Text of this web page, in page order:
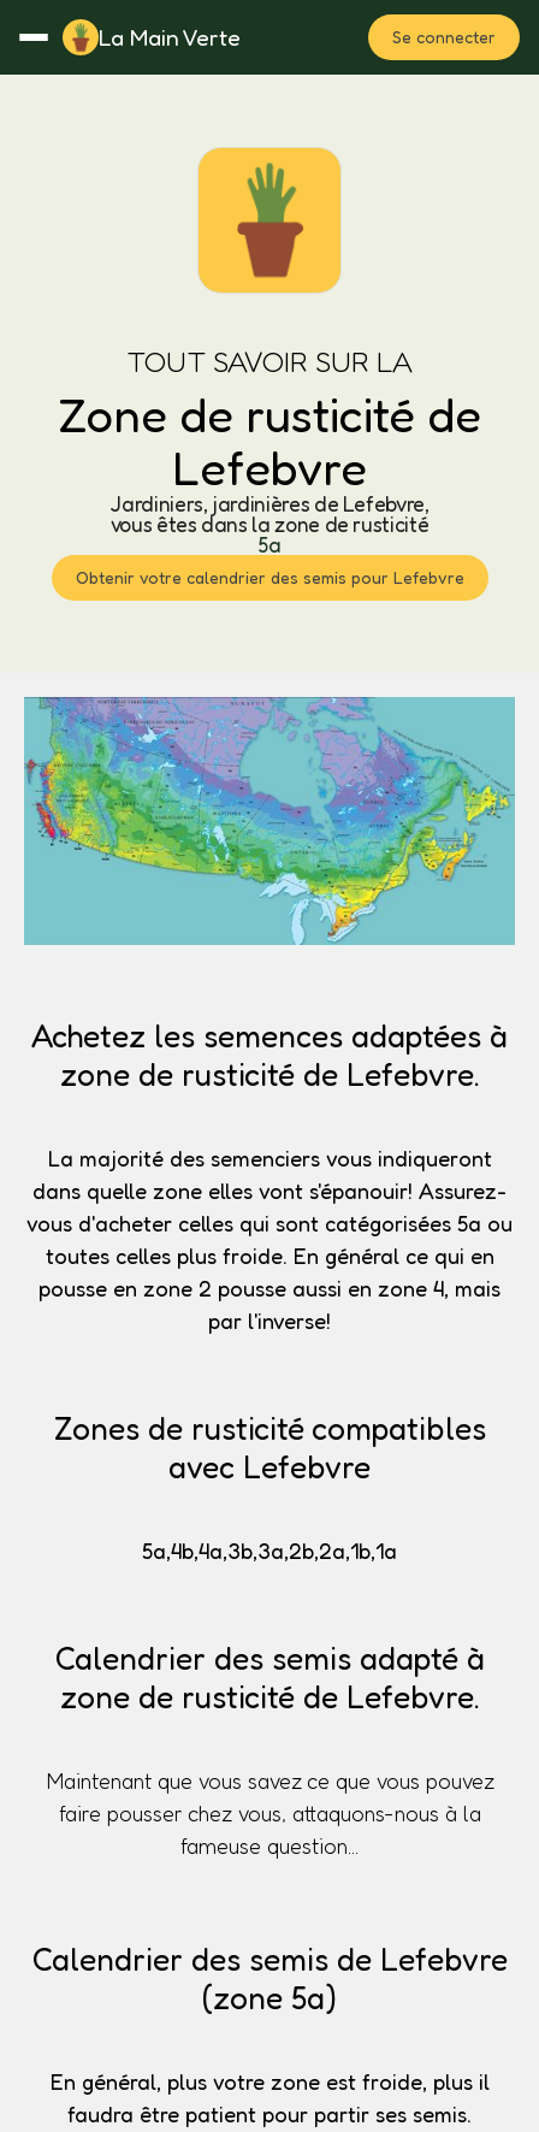
La Main Verte Se connecter
Notes Fertilisation
TOUT SAVOIR SUR LA
Zone de rusticité de
Lefebvre
Jardiniers, jardinières de Lefebvre,
vous êtes dans la zone de rusticité
5a
Obtenir votre calendrier des semis pour Lefebvre
Achetez les semences adaptées à
zone de rusticité de Lefebvre.
La majorité des semenciers vous indiqueront
dans quelle zone elles vont s'épanouir! Assurez-
vous d'acheter celles qui sont catégorisées 5a ou
toutes celles plus froide. En général ce qui en
pousse en zone 2 pousse aussi en zone 4, mais
par l'inverse!
Zones de rusticité compatibles
avec Lefebvre
5a,4b,4a,3b,3a,2b,2a,1b,1a
Calendrier des semis adapté à
zone de rusticité de Lefebvre.
Maintenant que vous savez ce que vous pouvez
faire pousser chez vous, attaquons-nous à la
fameuse question...
Calendrier des semis de Lefebvre
(zone 5a)
En général, plus votre zone est froide, plus il
faudra être patient pour partir ses semis.